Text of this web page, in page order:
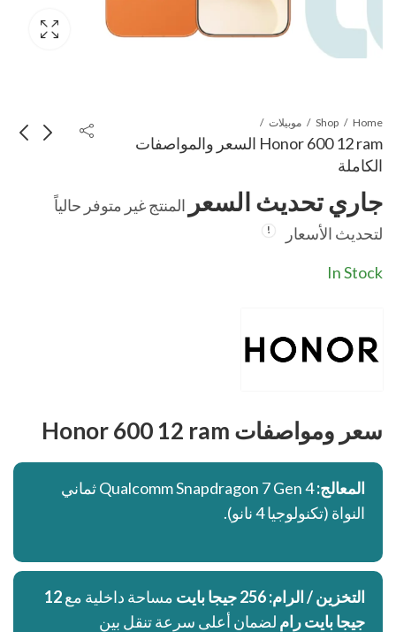
Home
Shop موبيلات
Honor 600 12 ram السعر والمواصفات
الكاملة
512GB | السعر
جاري تحديث السعر
جاري تحديث السعر المنتج غير متوفر حالياً
لتحديث الأسعار
In Stock
سعر ومواصفات Honor 600 12 ram
المعالج:
Qualcomm Snapdragon 7 Gen 4 ثماني
النواة (تكنولوجيا 4 نانو).
التخزين / الرام:256 جيجا بايت مساحة داخلية مع12
جيجا بايت رام لضمان أعلى سرعة تنقل بين